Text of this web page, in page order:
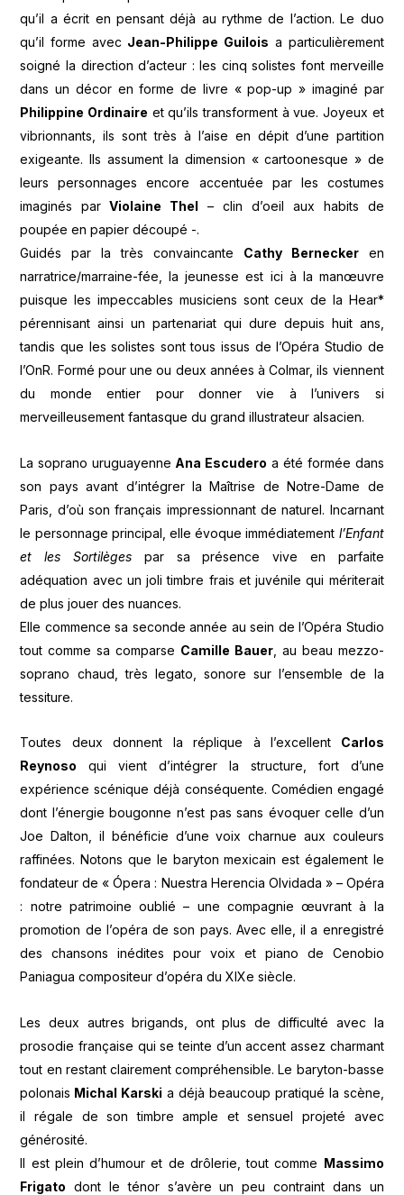
qu’il a écrit en pensant déjà au rythme de l’action. Le duo
qu’il forme avec Jean-Philippe Guilois a particulièrement
soigné la direction d’acteur : les cinq solistes font merveille
dans un décor en forme de livre « pop-up » imaginé par
Philippine Ordinaire et qu’ils transforment à vue. Joyeux et
vibrionnants, ils sont très à l’aise en dépit d’une partition
exigeante. Ils assument la dimension « cartoonesque » de
leurs personnages encore accentuée par les costumes
imaginés par Violaine Thel
– clin d’oeil aux habits de
poupée en papier découpé -.
Guidés par la très convaincante Cathy Berneckeren
narratrice/marraine-fée, la jeunesse est ici à la manœuvre
puisque les impeccables musiciens sont ceux de la Hear*
pérennisant ainsi un partenariat qui dure depuis huit ans,
tandis que les solistes sont tous issus de l’Opéra Studio de
l’OnR. Formé pour une ou deux années à Colmar, ils viennent
du monde entier pour donner vie à l’univers si
merveilleusement fantasque du grand illustrateur alsacien.
La soprano uruguayenne Ana Escudero a été formée dans
son pays avant d’intégrer la Maîtrise de Notre-Dame de
Paris, d’où son français impressionnant de naturel. Incarnant
le personnage principal, elle évoque immédiatement l’Enfant
et les Sortilègespar sa présence vive en parfaite
adéquation avec un joli timbre frais et juvénile qui mériterait
de plus jouer des nuances.
Elle commence sa seconde année au sein de l’Opéra Studio
tout comme sa comparse Camille Bauer, au beau mezzo-
soprano chaud, très legato, sonore sur l’ensemble de la
tessiture.
Toutes deux donnent la réplique à l’excellent Carlos
Reynoso qui vient d’intégrer la structure, fort d’une
expérience scénique déjà conséquente. Comédien engagé
dont l’énergie bougonne n’est pas sans évoquer celle d’un
Joe Dalton, il bénéficie d’une voix charnue aux couleurs
raffinées. Notons que le baryton mexicain est également le
fondateur de « Ópera : Nuestra Herencia Olvidada » – Opéra
: notre patrimoine oublié – une compagnie œuvrant à la
promotion de l’opéra de son pays. Avec elle, il a enregistré
des chansons inédites pour voix et piano de Cenobio
Paniagua compositeur d’opéra du XIXe siècle.
Les deux autres brigands, ont plus de difficulté avec la
prosodie française qui se teinte d’un accent assez charmant
tout en restant clairement compréhensible. Le baryton-basse
polonais Michal Karski a déjà beaucoup pratiqué la scène,
il régale de son timbre ample et sensuel projeté avec
générosité.
Il est plein d’humour et de drôlerie, tout comme Massimo
Frigato dont le ténor s’avère un peu contraint dans un